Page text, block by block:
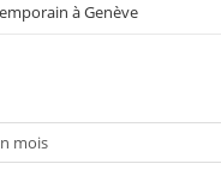
à Genève
mois